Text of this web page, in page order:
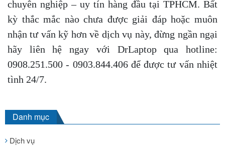
chuyên nghiệp – uy tín hàng đầu tại TPHCM. Bất
kỳ thắc mắc nào chưa được giải đáp hoặc muôn
nhận tư vấn kỹ hơn về dịch vụ này, đừng ngần ngại
hãy liên hệ ngay với DrLaptop qua hotline:
0908.251.500 - 0903.844.406 để được tư vấn nhiệt
tình 24/7.
Danh mục
Dịch vụ